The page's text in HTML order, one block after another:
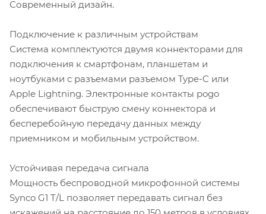
Современный дизайн.
Подключение к различным устройствам
Система комплектуются двумя коннекторами для
подключения к смартфонам, планшетам и
ноутбуками с разъемами разъемом Type-C или
Apple Lightning. Электронные контакты pogo
обеспечивают быструю смену коннектора и
бесперебойную передачу данных между
приемником и мобильным устройством.
Устойчивая передача сигнала
Мощность беспроводной микрофонной системы
Synco G1 T/L позволяет передавать сигнал без